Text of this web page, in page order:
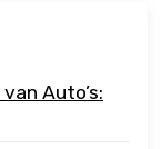
Auto’s: